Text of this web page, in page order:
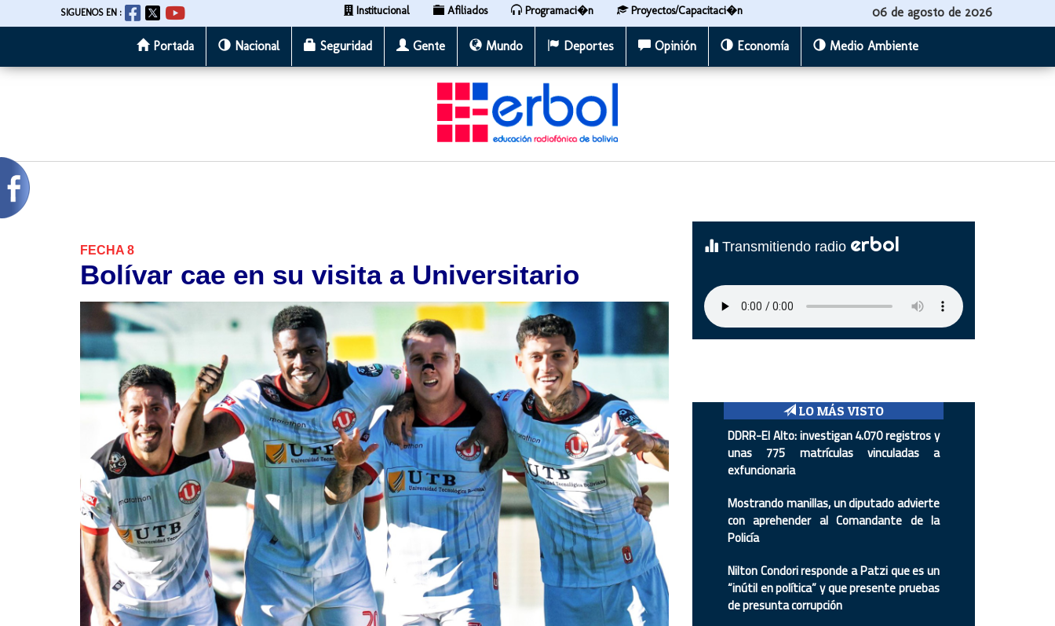
al
SIGUENOS EN : Institucional Afiliados Programaci�n Proyectos/Capacitaci�n 06 de agosto de 2026
Portada Nacional Seguridad Gente Mundo Deportes Opinión Economía Medio Ambiente
FECHA 8
Bolívar cae en su visita a Universitario
Transmitiendo radio erbol
LO MÁS VISTO
DDRR-El Alto: investigan 4.070 registros y
unas 775 matrículas vinculadas a
exfuncionaria
Mostrando manillas, un diputado advierte
con aprehender al Comandante de la
Policía
Nilton Condori responde a Patzi que es un
“inútil en política” y que presente pruebas
de presunta corrupción